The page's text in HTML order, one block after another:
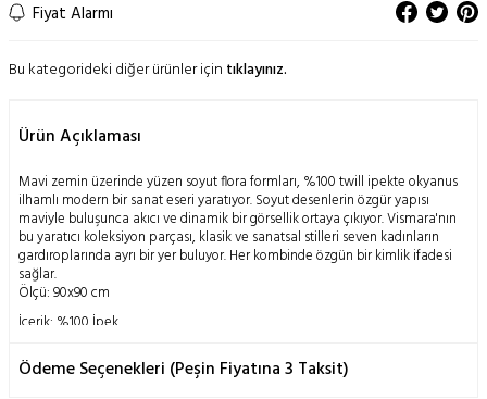
Fiyat Alarmı
Bu kategorideki diğer ürünler için tıklayınız.
Ürün Açıklaması
Mavi zemin üzerinde yüzen soyut flora formları, %100 twill ipekte okyanus
ilhamlı modern bir sanat eseri yaratıyor. Soyut desenlerin özgür yapısı
maviyle buluşunca akıcı ve dinamik bir görsellik ortaya çıkıyor. Vismara'nın
bu yaratıcı koleksiyon parçası, klasik ve sanatsal stilleri seven kadınların
gardıroplarında ayrı bir yer buluyor. Her kombinde özgün bir kimlik ifadesi
sağlar.
Ölçü: 90x90 cm
İçerik: %100 İpek
Doğanın insanoğluna mucizevi bir armağanı olan ipek böceği kozasının
Ödeme Seçenekleri (Peşin Fiyatına 3 Taksit)